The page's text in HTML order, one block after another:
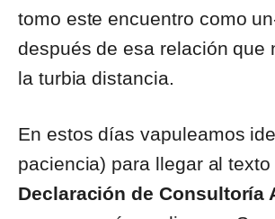
tomo este encuentro como
después de esa relación que
la turbia distancia.
En estos días vapuleamos
paciencia) para llegar al
Declaración de Consultoría